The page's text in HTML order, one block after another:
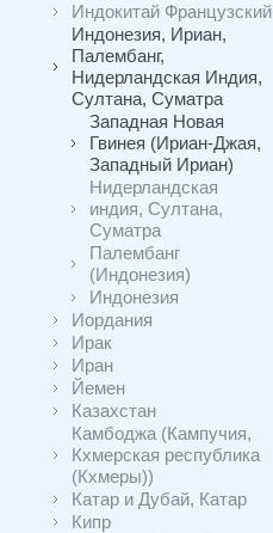
Индокитай Французский
Индонезия, Ириан,
Палембанг,
Нидерландская Индия,
Султана, Суматра
Западная Новая
Гвинея (Ириан-Джая,
Западный Ириан)
Нидерландская
индия, Султана,
Суматра
Палембанг
(Индонезия)
Индонезия
Иордания
Ирак
Иран
Йемен
Казахстан
Камбоджа (Кампучия,
Кхмерская республика
(Кхмеры))
Катар и Дубай, Катар
Кипр